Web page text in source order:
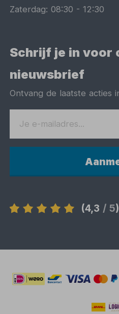
Zaterdag:08:30 -12:30
Schrijf je in voor
nieuwsbrief
Ontvang de laatste acties
(4,3 / 5)